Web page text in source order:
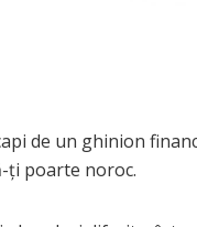
de un ghinion
ţi poarte noroc.